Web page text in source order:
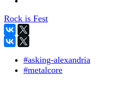
Rock is Fest
#asking-alexandria
#metalcore